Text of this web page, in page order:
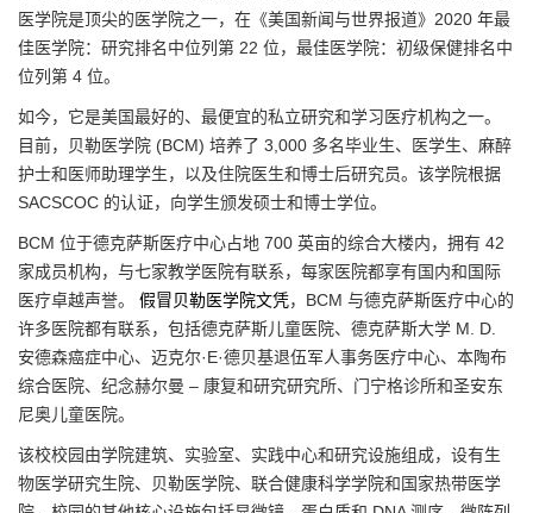
医学院是顶尖的医学院之一，在《美国新闻与世界报道》2020 年最
佳医学院：研究排名中位列第 22 位，最佳医学院：初级保健排名中
位列第 4 位。
如今，它是美国最好的、最便宜的私立研究和学习医疗机构之一。
目前，贝勒医学院 (BCM) 培养了 3,000 多名毕业生、医学生、麻醉
护士和医师助理学生，以及住院医生和博士后研究员。该学院根据
SACSCOC 的认证，向学生颁发硕士和博士学位。
BCM 位于德克萨斯医疗中心占地 700 英亩的综合大楼内，拥有 42
家成员机构，与七家教学医院有联系，每家医院都享有国内和国际
医疗卓越声誉。 假冒贝勒医学院文凭，BCM 与德克萨斯医疗中心的
许多医院都有联系，包括德克萨斯儿童医院、德克萨斯大学 M. D.
安德森癌症中心、迈克尔·E·德贝基退伍军人事务医疗中心、本陶布
综合医院、纪念赫尔曼 – 康复和研究研究所、门宁格诊所和圣安东
尼奥儿童医院。
该校校园由学院建筑、实验室、实践中心和研究设施组成，设有生
物医学研究生院、贝勒医学院、联合健康科学学院和国家热带医学